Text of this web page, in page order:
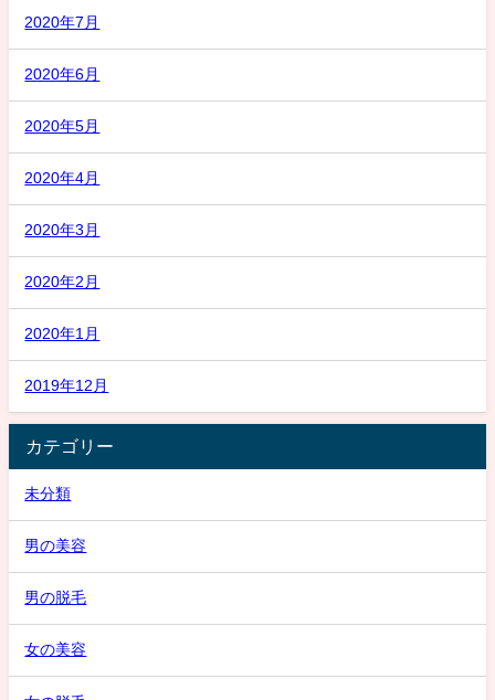
2020年7月
2020年6月
2020年5月
2020年4月
2020年3月
2020年2月
2020年1月
2019年12月
カテゴリー
未分類
男の美容
男の脱毛
女の美容